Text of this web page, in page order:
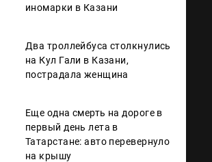
иномарки в Казани
Два троллейбуса столкнулись
на Кул Гали в Казани,
пострадала женщина
Еще одна смерть на дороге в
первый день лета в
Татарстане: авто перевернуло
на крышу